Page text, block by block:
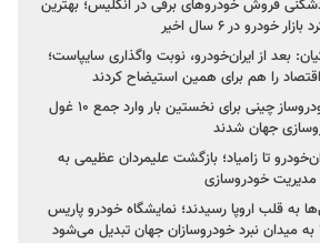
فروش خودروهای برقی در انگلیس؛ بهترین
خودرو در ۶ سال اخیر
بعد از ایران‌خودرو، نوبت واگذاری سایپاست؛
اقتصاد را هم برای همین استیضاح کردند
۳ خودروساز چینی برای نخستین بار وارد جمع ۱۰ غول
جهان شدند
تا زامیاد؛ بازگشت علیمردان عظیمی به
خودروسازی
به قلب اروپا رسیدند؛ نمایشگاه خودرو پاریس